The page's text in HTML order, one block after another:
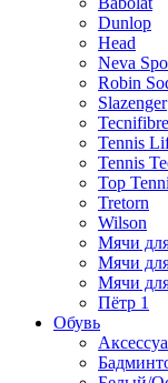
Dunlop
Head
Neva
Robin
Slazenger
Tecnifibre
Tennis
Tennis
Top
Tretorn
Wilson
Мячи
Мячи
Мячи
Пётр 1
Обувь